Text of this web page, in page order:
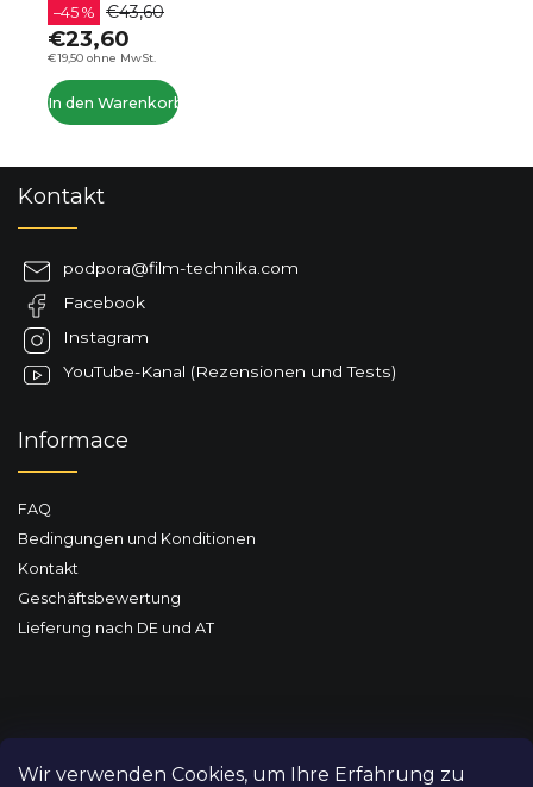
Wir verwenden Cookies, um Ihre Erfahrung zu
€19,50 ohne MwSt.
–45 % €43,60
€23,60
In den Warenkorb
Kontakt
podpora@film-technika.com
Facebook
Instagram
YouTube-Kanal (Rezensionen und Tests)
Informace
FAQ
Bedingungen und Konditionen
Kontakt
Geschäftsbewertung
Lieferung nach DE und AT